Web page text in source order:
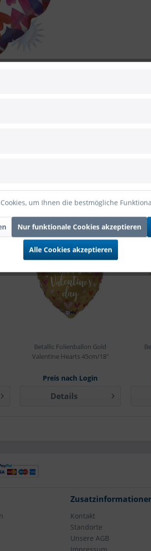
Day" 45cm/18"
18"
Omre "Happy Valentine's
Betallic Folienballon Gold
Valentine Hearts 45cm/18"
Preis nach Login
Details
Kontakt
Standorte
Unsere AGB
um Ihnen die bestmögliche
Nur funktionale Cookies akzeptieren
Alle Cookies akzeptieren